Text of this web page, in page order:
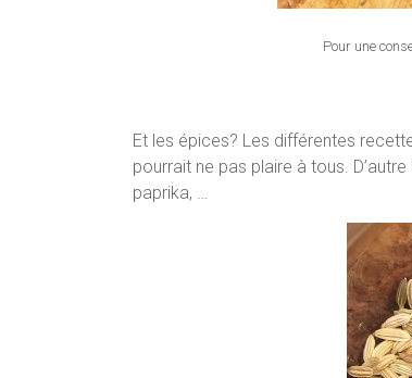
Pour une
Et les épices? Les différentes
pourrait ne pas plaire à tous.
paprika, …